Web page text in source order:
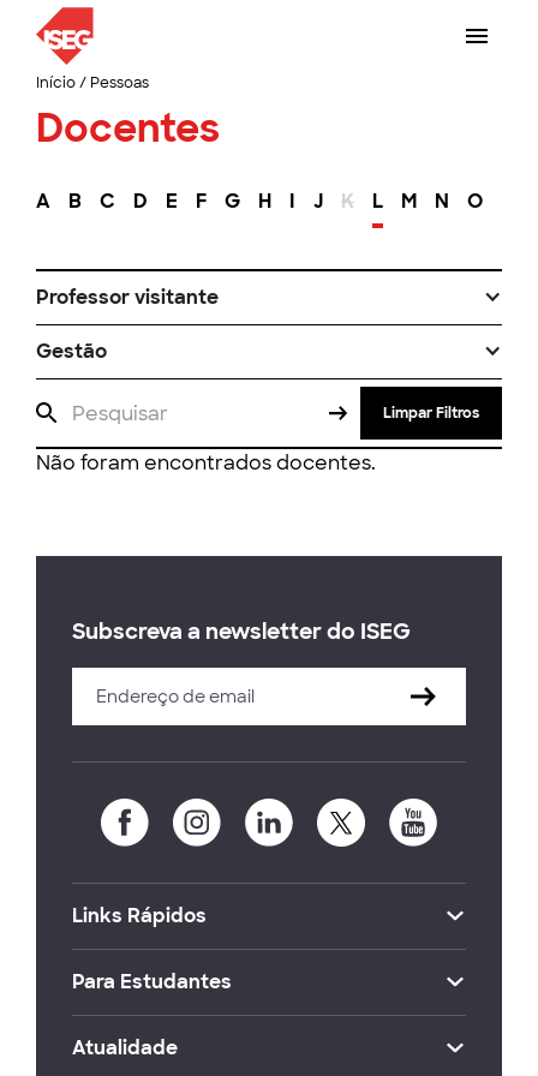
Início/ Pessoas
Docentes
A B C D E F G H I J K L M N O
Professor visitante
Gestão
Limpar Filtros
Não foram encontrados docentes.
Subscreva a newsletter do ISEG
Links Rápidos
Para Estudantes
Atualidade